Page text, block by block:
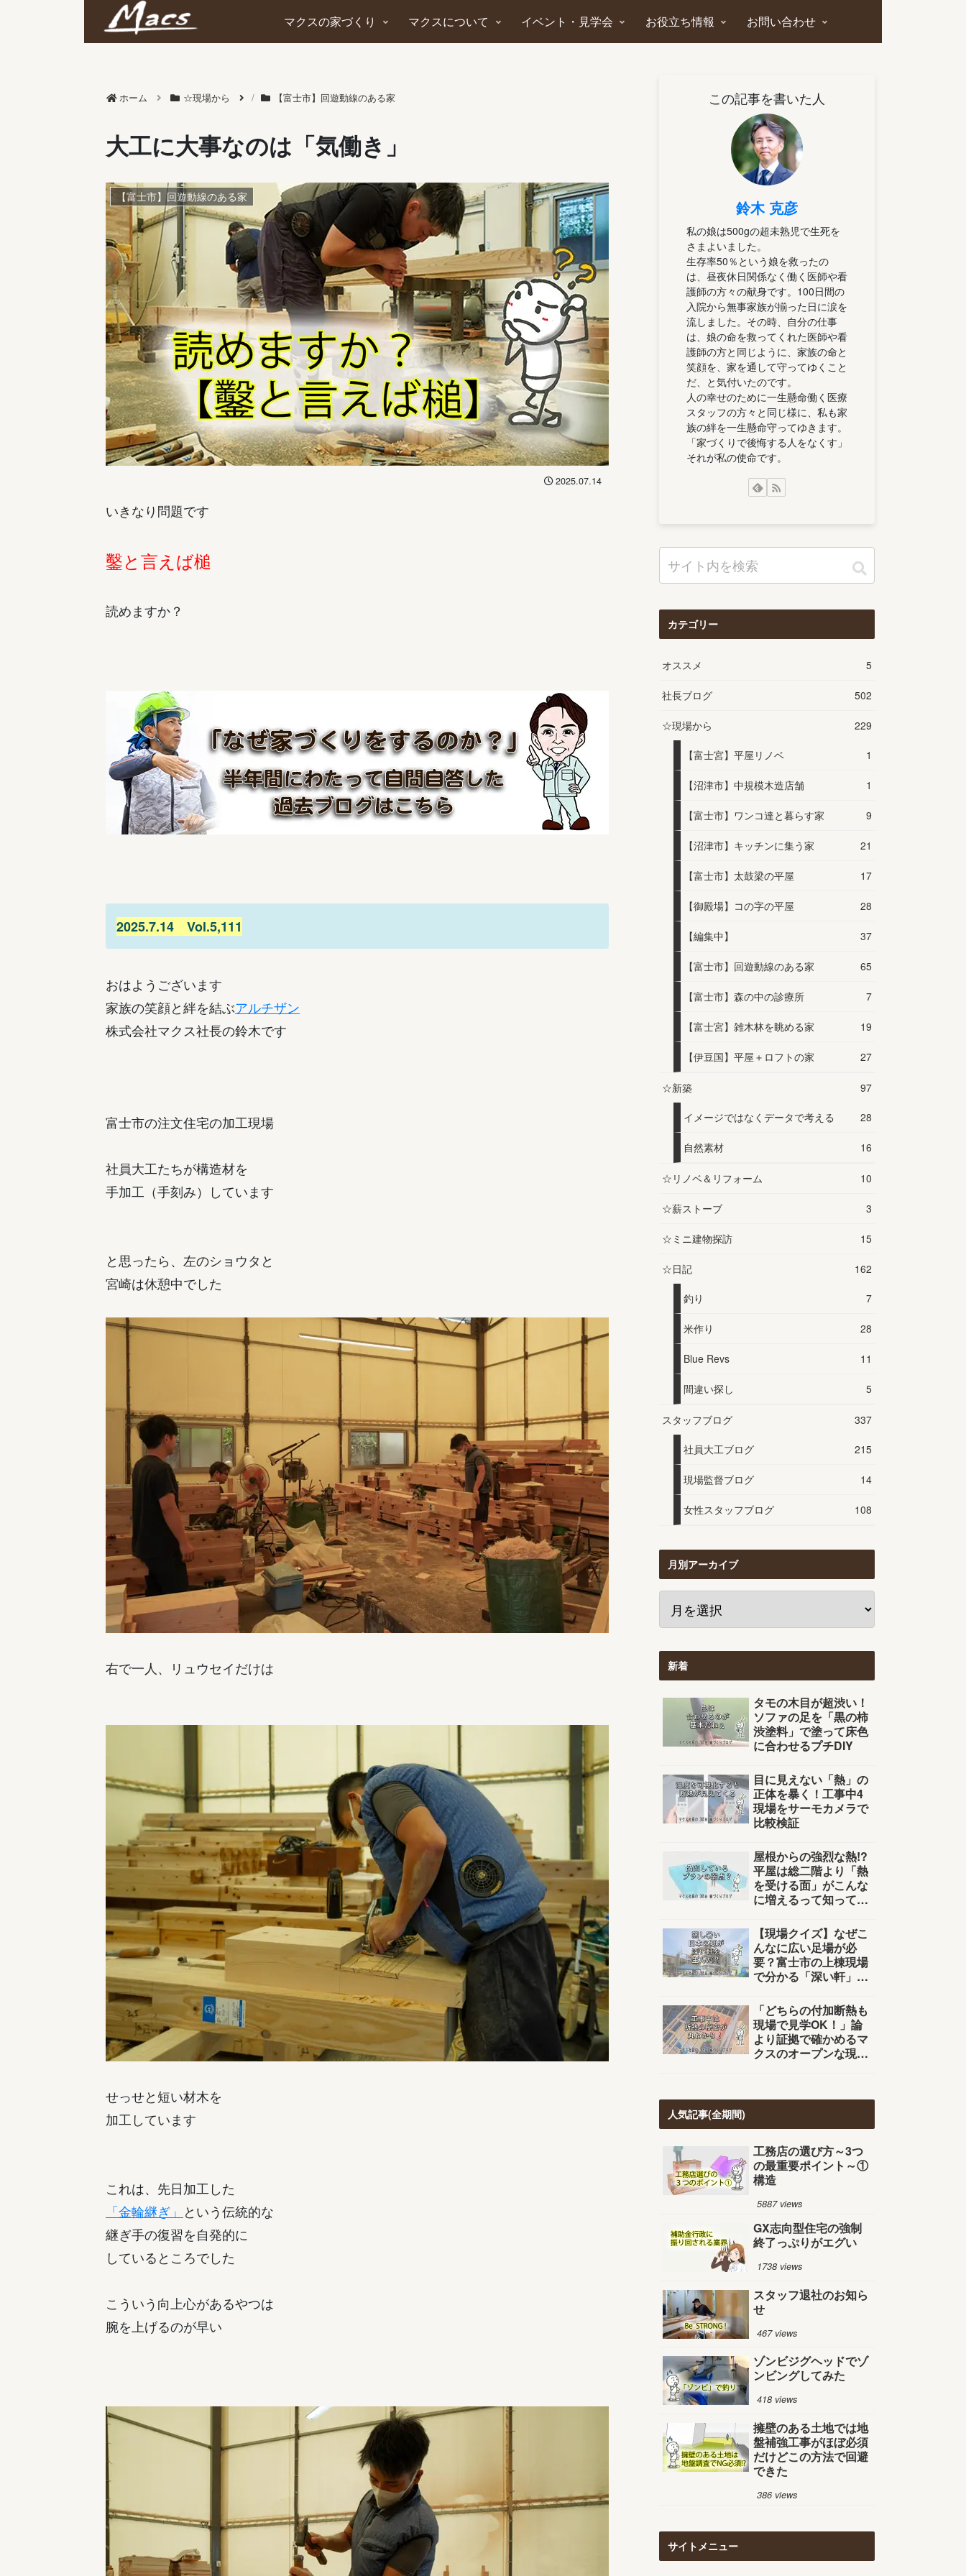
マクスの家づくり マクスについて イベント・見学会 お役立ち情報 お問い合わせ
ホーム ☆現場から 【富士市】回遊動線のある家
大工に大事なのは「気働き」
【富士市】回遊動線のある家
2025.07.14
いきなり問題です
鑿と言えば槌
読めますか？
2025.7.14 Vol.5,111
おはようございます
家族の笑顔と絆を結ぶアルチザン
株式会社マクス社長の鈴木です
富士市の注文住宅の加工現場
社員大工たちが構造材を
手加工（手刻み）しています
と思ったら、左のショウタと
宮崎は休憩中でした
右で一人、リュウセイだけは
せっせと短い材木を
加工しています
これは、先日加工した
「金輪継ぎ」 という伝統的な
継ぎ手の復習を自発的に
しているところでした
こういう向上心があるやつは
腕を上げるのが早い
この記事を書いた人
鈴木 克彦
私の娘は500gの超未熟児で生死を
さまよいました。
生存率50％という娘を救ったの
は、昼夜休日関係なく働く医師や看
護師の方々の献身です。100日間の
入院から無事家族が揃った日に涙を
流しました。その時、自分の仕事
は、娘の命を救ってくれた医師や看
護師の方と同じように、家族の命と
笑顔を、家を通して守ってゆくこと
だ、と気付いたのです。
人の幸せのために一生懸命働く医療
スタッフの方々と同じ様に、私も家
族の絆を一生懸命守ってゆきます。
「家づくりで後悔する人をなくす」
それが私の使命です。
カテゴリー
オススメ 5
社長ブログ 502
☆現場から 229
【富士宮】平屋リノベ 1
【沼津市】中規模木造店舗 1
【富士市】ワンコ達と暮らす家 9
【沼津市】キッチンに集う家 21
【富士市】太鼓梁の平屋 17
【御殿場】コの字の平屋 28
【編集中】 37
【富士市】回遊動線のある家 65
【富士市】森の中の診療所 7
【富士宮】雑木林を眺める家 19
【伊豆国】平屋＋ロフトの家 27
☆新築 97
イメージではなくデータで考える 28
自然素材 16
☆リノベ＆リフォーム 10
☆薪ストーブ 3
☆ミニ建物探訪 15
☆日記 162
釣り 7
米作り 28
Blue Revs 11
間違い探し 5
スタッフブログ 337
社員大工ブログ 215
現場監督ブログ 14
女性スタッフブログ 108
月別アーカイブ
新着
タモの木目が超渋い！
ソファの足を「黒の柿
渋塗料」で塗って床色
に合わせるプチDIY
目に見えない「熱」の
正体を暴く！工事中4
現場をサーモカメラで
比較検証
屋根からの強烈な熱!?
平屋は総二階より「熱
を受ける面」がこんな
に増えるって知って
【現場クイズ】なぜこ
んなに広い足場が必
要？富士市の上棟現場
で分かる「深い軒」の
「どちらの付加断熱も
現場で見学OK！」論
より証拠で確かめるマ
クスのオープンな現場
人気記事(全期間)
工務店の選び方～3つ
の最重要ポイント～①
構造
5887 views
GX志向型住宅の強制
終了っぷりがエグい
1738 views
スタッフ退社のお知ら
せ
467 views
ゾンビジグヘッドでゾ
ンビングしてみた
418 views
擁壁のある土地では地
盤補強工事がほぼ必須
だけどこの方法で回避
できた
386 views
サイトメニュー